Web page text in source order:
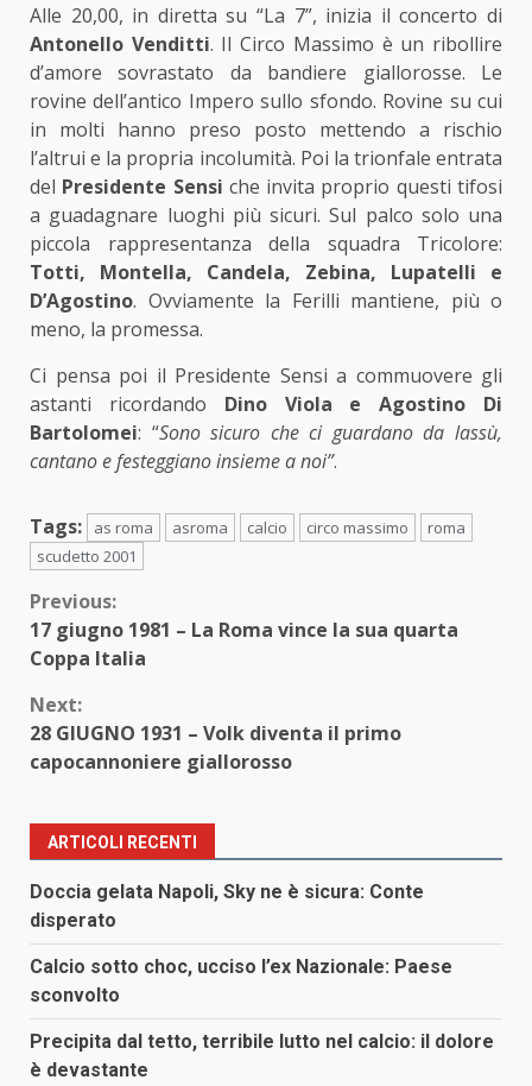
Alle 20,00, in diretta su “La 7”, inizia il concerto di
Antonello Venditti. Il Circo Massimo è un ribollire
d’amore sovrastato da bandiere giallorosse. Le
rovine dell’antico Impero sullo sfondo. Rovine su cui
in molti hanno preso posto mettendo a rischio
l’altrui e la propria incolumità. Poi la trionfale entrata
del Presidente Sensi che invita proprio questi tifosi
a guadagnare luoghi più sicuri. Sul palco solo una
piccola rappresentanza della squadra Tricolore:
Totti, Montella, Candela, Zebina, Lupatelli e
D’Agostino. Ovviamente la Ferilli mantiene, più o
meno, la promessa.
Ci pensa poi il Presidente Sensi a commuovere gli
astanti ricordando Dino Viola e Agostino Di
Bartolomei: “Sono sicuro che ci guardano da lassù,
cantano e festeggiano insieme a noi”.
Tags: as roma asroma calcio circo massimo
roma
scudetto 2001
Continue
Reading
Previous:
17 giugno 1981 – La Roma vince la sua quarta
Coppa Italia
Next:
28 GIUGNO 1931 – Volk diventa il primo
capocannoniere giallorosso
ARTICOLI RECENTI
Doccia gelata Napoli, Sky ne è sicura: Conte
disperato
Calcio sotto choc, ucciso l’ex Nazionale: Paese
sconvolto
Precipita dal tetto, terribile lutto nel calcio: il dolore
è devastante